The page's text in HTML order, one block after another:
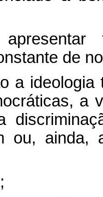
de
a ideologia
a
ou, ainda,